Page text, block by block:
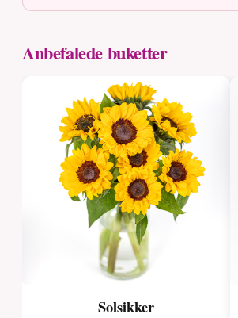
Anbefalede buketter
Solsikker